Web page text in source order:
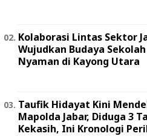
Kolaborasi Lintas Sektor
Wujudkan Budaya
Nyaman di Kayong Utara
Taufik Hidayat Kini
Mapolda Jabar, Diduga 3
Kekasih, Ini Kronologi